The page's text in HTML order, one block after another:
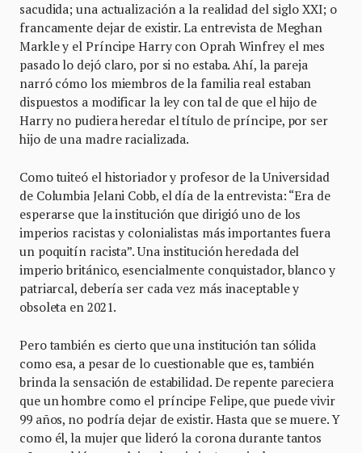
sacudida; una actualización a la realidad del siglo XXI; o
francamente dejar de existir. La entrevista de Meghan
Markle y el Príncipe Harry con Oprah Winfrey el mes
pasado lo dejó claro, por si no estaba. Ahí, la pareja
narró cómo los miembros de la familia real estaban
dispuestos a modificar la ley con tal de que el hijo de
Harry no pudiera heredar el título de príncipe, por ser
hijo de una madre racializada.
Como tuiteó el historiador y profesor de la Universidad
de Columbia Jelani Cobb, el día de la entrevista: “Era de
esperarse que la institución que dirigió uno de los
imperios racistas y colonialistas más importantes fuera
un poquitín racista”. Una institución heredada del
imperio británico, esencialmente conquistador, blanco y
patriarcal, debería ser cada vez más inaceptable y
obsoleta en 2021.
Pero también es cierto que una institución tan sólida
como esa, a pesar de lo cuestionable que es, también
brinda la sensación de estabilidad. De repente pareciera
que un hombre como el príncipe Felipe, que puede vivir
99 años, no podría dejar de existir. Hasta que se muere. Y
como él, la mujer que lideró la corona durante tantos